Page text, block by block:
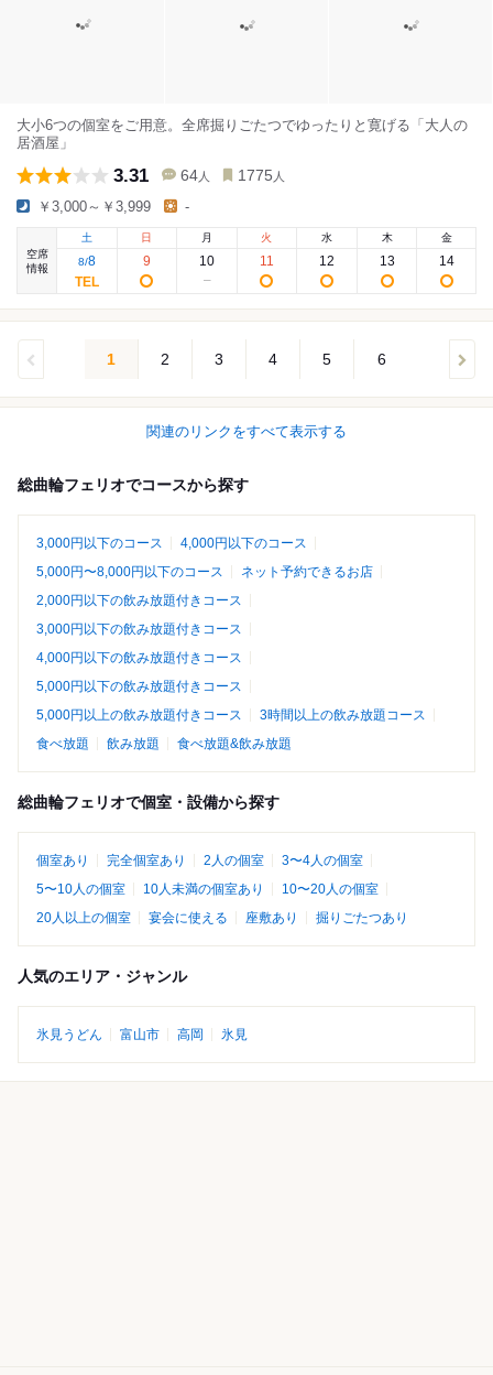
大小6つの個室をご用意。全席掘りごたつでゆったりと寛げる「大人の
居酒屋」
3.31 64 人 1775 人
￥3,000～￥3,999 -
空席
情報
土
8/8
日
9
月
10
火
11
水
12
木
13
金
14
1 2 3 4 5 6
関連のリンクをすべて表示する
総曲輪フェリオでコースから探す
3,000円以下のコース
4,000円以下のコース
5,000円〜8,000円以下のコース
ネット予約できるお店
2,000円以下の飲み放題付きコース
3,000円以下の飲み放題付きコース
4,000円以下の飲み放題付きコース
5,000円以下の飲み放題付きコース
5,000円以上の飲み放題付きコース
3時間以上の飲み放題コース
食べ放題
飲み放題 食べ放題&飲み放題
総曲輪フェリオで個室・設備から探す
個室あり 完全個室あり 2人の個室
3〜4人の個室
5〜10人の個室
10人未満の個室あり
10〜20人の個室
20人以上の個室
宴会に使える 座敷あり 掘りごたつあり
人気のエリア・ジャンル
氷見うどん 富山市 高岡 氷見